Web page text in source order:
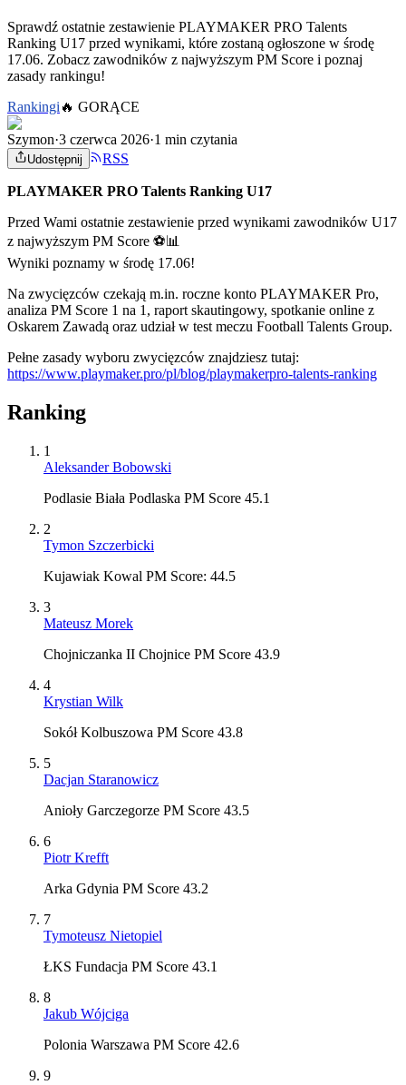
Sprawdź ostatnie zestawienie PLAYMAKER PRO Talents
Ranking U17 przed wynikami, które zostaną ogłoszone w środę
17.06. Zobacz zawodników z najwyższym PM Score i poznaj
zasady rankingu!
Rankingi 🔥 GORĄCE
Szymon·3 czerwca 2026·1 min czytania
Udostępnij RSS
PLAYMAKER PRO Talents Ranking U17
Przed Wami ostatnie zestawienie przed wynikami zawodników U17
z najwyższym PM Score ⚽📊
Wyniki poznamy w środę 17.06!
Na zwycięzców czekają m.in. roczne konto PLAYMAKER Pro,
analiza PM Score 1 na 1, raport skautingowy, spotkanie online z
Oskarem Zawadą oraz udział w test meczu Football Talents Group.
Pełne zasady wyboru zwycięzców znajdziesz tutaj:
https://www.playmaker.pro/pl/blog/playmakerpro-talents-ranking
Ranking
1
Aleksander Bobowski
Podlasie Biała Podlaska PM Score 45.1
2
Tymon Szczerbicki
Kujawiak Kowal PM Score: 44.5
3
Mateusz Morek
Chojniczanka II Chojnice PM Score 43.9
4
Krystian Wilk
Sokół Kolbuszowa PM Score 43.8
5
Dacjan Staranowicz
Anioły Garczegorze PM Score 43.5
6
Piotr Krefft
Arka Gdynia PM Score 43.2
7
Tymoteusz Nietopiel
ŁKS Fundacja PM Score 43.1
8
Jakub Wójciga
Polonia Warszawa PM Score 42.6
9